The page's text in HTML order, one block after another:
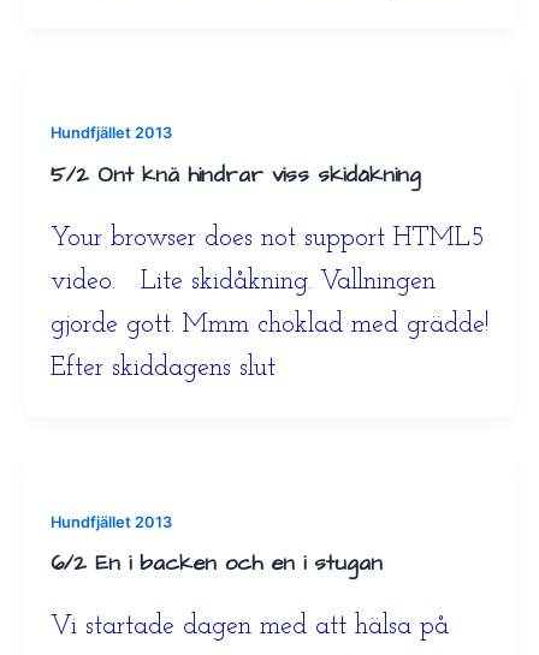
Hundfjället 2013
5/2 Ont knä hindrar viss skidåkning
Your browser does not support HTML5
video. Lite skidåkning. Vallningen
gjorde gott. Mmm choklad med grädde!
Efter skiddagens slut
Hundfjället 2013
6/2 En i backen och en i stugan
Vi startade dagen med att hälsa på